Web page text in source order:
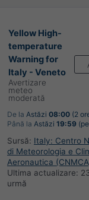
Yellow High-
temperature
Warning for
Italy - Veneto
Avertizare
meteo
moderată
De la Astăzi 08:00 (2
Până la Astăzi 19:59
Sursă: Italy: Centro
di Meteorologia e
Aeronautica
Ultima actualizare:
urmă